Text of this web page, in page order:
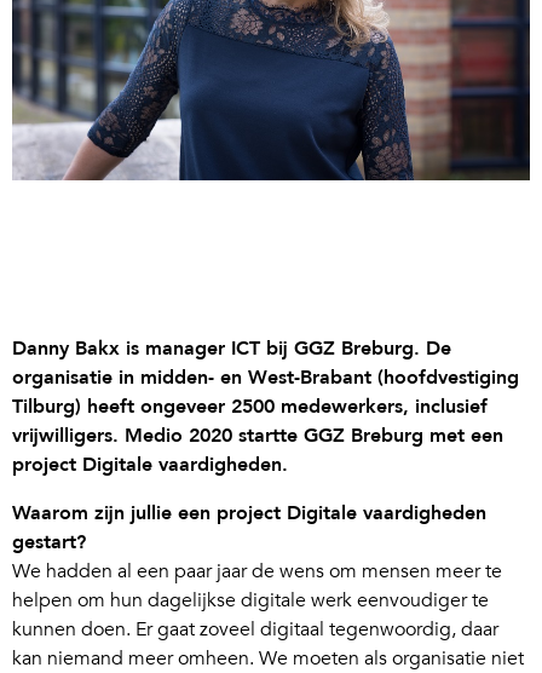
Danny Bakx is manager ICT bij GGZ Breburg. De
organisatie in midden- en West-Brabant (hoofdvestiging
Tilburg) heeft ongeveer 2500 medewerkers, inclusief
vrijwilligers. Medio 2020 startte GGZ Breburg met een
project Digitale vaardigheden.
Waarom zijn jullie een project Digitale vaardigheden
gestart?
We hadden al een paar jaar de wens om mensen meer te
helpen om hun dagelijkse digitale werk eenvoudiger te
kunnen doen. Er gaat zoveel digitaal tegenwoordig, daar
kan niemand meer omheen. We moeten als organisatie niet